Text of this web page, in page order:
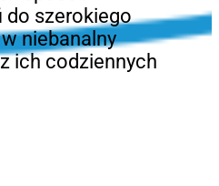
do szerokiego
niebanalny
ich codziennych